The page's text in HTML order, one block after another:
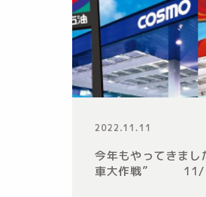
2022.11.11
今年もやってきま
車大作戦” 11/